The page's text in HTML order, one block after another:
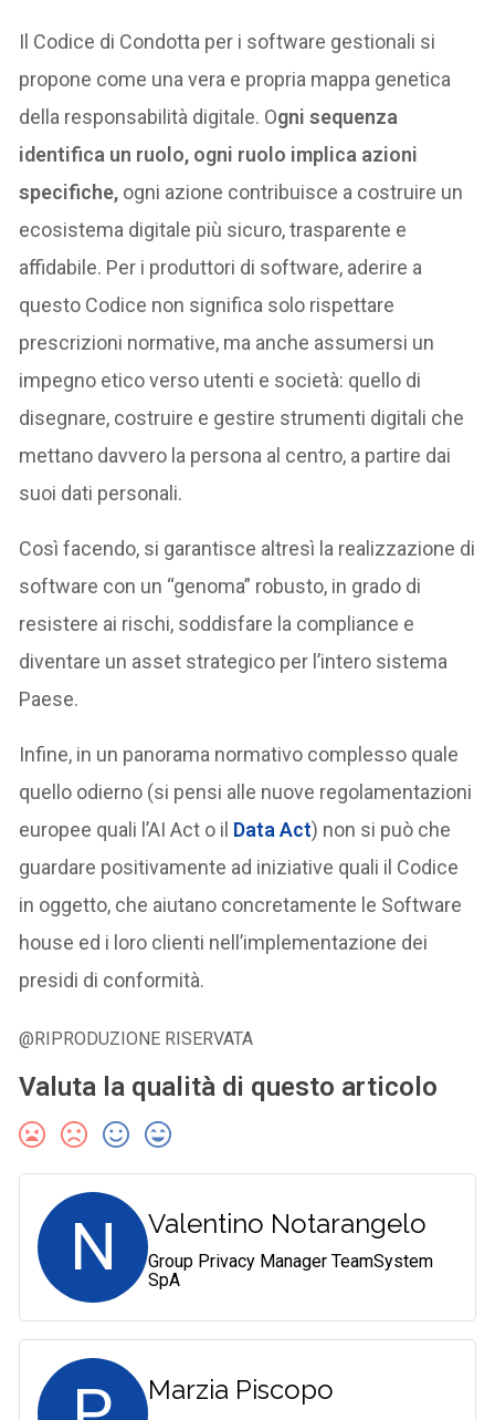
Il Codice di Condotta per i software gestionali si
propone come una vera e propria mappa genetica
della responsabilità digitale. Ogni sequenza
identifica un ruolo, ogni ruolo implica azioni
specifiche, ogni azione contribuisce a costruire un
ecosistema digitale più sicuro, trasparente e
affidabile. Per i produttori di software, aderire a
questo Codice non significa solo rispettare
prescrizioni normative, ma anche assumersi un
impegno etico verso utenti e società: quello di
disegnare, costruire e gestire strumenti digitali che
mettano davvero la persona al centro, a partire dai
suoi dati personali.
Così facendo, si garantisce altresì la realizzazione di
software con un “genoma” robusto, in grado di
resistere ai rischi, soddisfare la compliance e
diventare un asset strategico per l’intero sistema
Paese.
Infine, in un panorama normativo complesso quale
quello odierno (si pensi alle nuove regolamentazioni
europee quali l’AI Act o il Data Act) non si può che
guardare positivamente ad iniziative quali il Codice
in oggetto, che aiutano concretamente le Software
house ed i loro clienti nell’implementazione dei
presidi di conformità.
@RIPRODUZIONE RISERVATA
Valuta la qualità di questo articolo
N Valentino Notarangelo
Group Privacy Manager TeamSystem
SpA
Marzia Piscopo